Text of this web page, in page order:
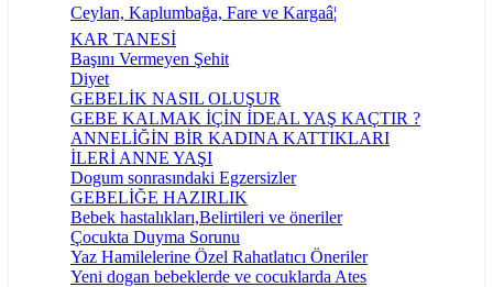
Ceylan, Kaplumbağa, Fare ve Kargaâ¦
KAR TANESİ
Başını Vermeyen Şehit
Diyet
GEBELİK NASIL OLUŞUR
GEBE KALMAK İÇİN İDEAL YAŞ KAÇTIR ?
ANNELİĞİN BİR KADINA KATTIKLARI
İLERİ ANNE YAŞI
Dogum sonrasındaki Egzersizler
GEBELİĞE HAZIRLIK
Bebek hastalıkları,Belirtileri ve öneriler
Çocukta Duyma Sorunu
Yaz Hamilelerine Özel Rahatlatıcı Öneriler
Yeni dogan bebeklerde ve cocuklarda Ates